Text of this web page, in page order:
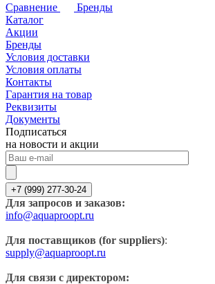
Сравнение
Бренды
Каталог
Акции
Бренды
Условия доставки
Условия оплаты
Контакты
Гарантия на товар
Реквизиты
Документы
Подписаться
на новости и акции
+7 (999) 277-30-24
Для запросов и заказов:
info@aquaproopt.ru
Для поставщиков (for suppliers):
supply@aquaproopt.ru
Для связи с директором: